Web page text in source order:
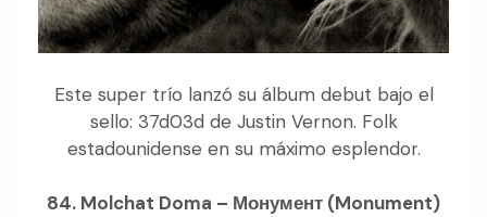
Este super trío lanzó su álbum debut bajo el
sello: 37d03d de Justin Vernon. Folk
estadounidense en su máximo esplendor.
84. Molchat Doma – Монумент (Monument)